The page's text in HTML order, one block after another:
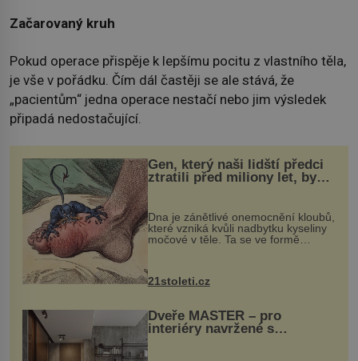
Začarovaný kruh
Pokud operace přispěje k lepšímu pocitu z vlastního těla,
je vše v pořádku. Čím dál častěji se ale stává, že
„pacientům“ jedna operace nestačí nebo jim výsledek
připadá nedostačující.
Gen, který naši lidští předci
ztratili před miliony let, by
mohl pomoci s léčbou
„nemoci králů“
Dna je zánětlivé onemocnění kloubů,
které vzniká kvůli nadbytku kyseliny
močové v těle. Ta se ve formě
nohou, a způsobuje bole...
21stoleti.cz
Dveře MASTER – pro
interiéry navržené s
rozumem i vášní!